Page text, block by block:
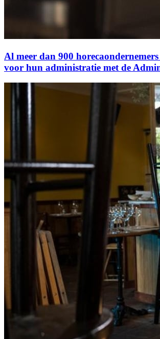
Al meer dan 900
voor hun administratie met de